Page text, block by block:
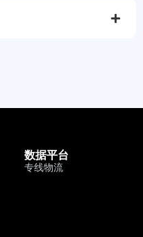
数据平台
专线物流